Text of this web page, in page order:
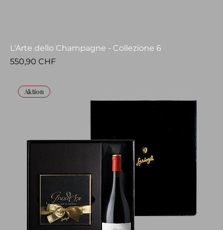
L'Arte dello Champagne - Collezione 6
Prezzo
550,90 CHF
Aktion